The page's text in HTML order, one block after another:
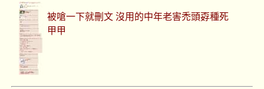
被嗆一下就刪文 沒用的中年老害禿頭孬種死
甲甲